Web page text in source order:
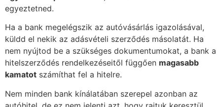
egyeztetned.
Ha a bank megelégszik az autóvásárlás igazolásával,
küldd el nekik az adásvételi szerződés másolatát. Ha
nem nyújtod be a szükséges dokumentumokat, a bank a
hitelszerződés rendelkezéseitől függően magasabb
kamatot számíthat fel a hitelre.
Nem minden bank kínálatában szerepel azonban az